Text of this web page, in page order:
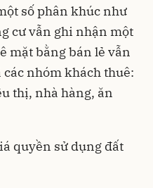
số phân khúc như
cư vẫn ghi nhận một
mặt bằng bán lẻ vẫn
nhóm khách thuê:
thị, nhà hàng, ăn
quyền sử dụng đất